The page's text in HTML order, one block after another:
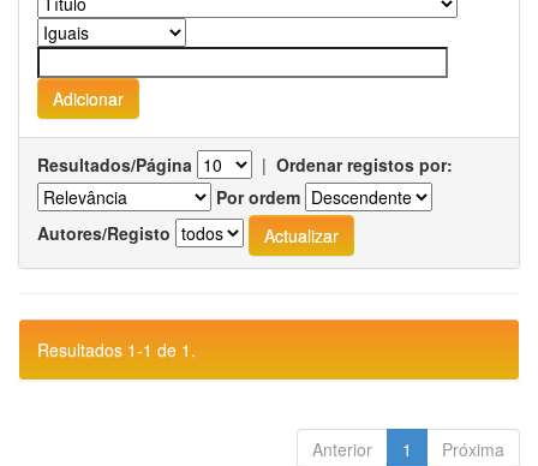
Resultados/Página | Ordenar registos por:
Por ordem
Autores/Registo
Resultados 1-1 de 1.
Anterior 1 Próxima